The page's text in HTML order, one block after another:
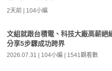
2天前 | 104小編
文組就跟台積電、科技大廠高薪絕
分享5步驟成功跨界
2026.07.31 | 104小編 | 1541觀看數